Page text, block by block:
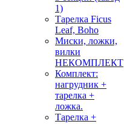
1)
Тарелка Ficus
Leaf, Boho
Миски, ложки,
вилки
НЕКОМПЛЕКТ
Комплект:
нагрудник +
тарелка +
ложка.
Тарелка +